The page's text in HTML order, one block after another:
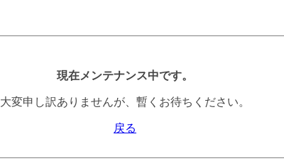
現在メンテナンス中です。
大変申し訳ありませんが、暫くお待ちください。
戻る